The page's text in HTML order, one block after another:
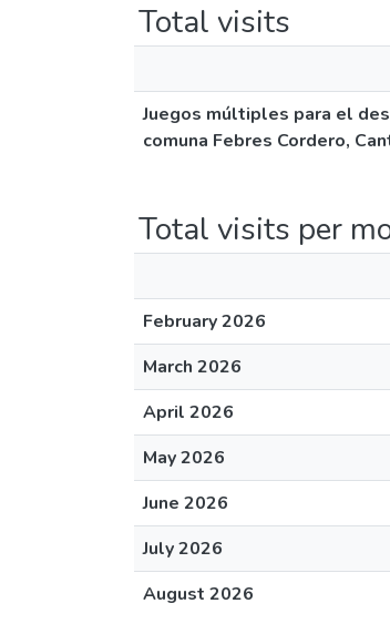
Total visits
Juegos múltiples para el
comuna Febres Cordero,
Total visits per
February 2026
March 2026
April 2026
May 2026
June 2026
July 2026
August 2026